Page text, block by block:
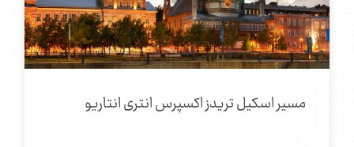
مسیر اسکیل تریدز اکسپرس انتری انتاریو